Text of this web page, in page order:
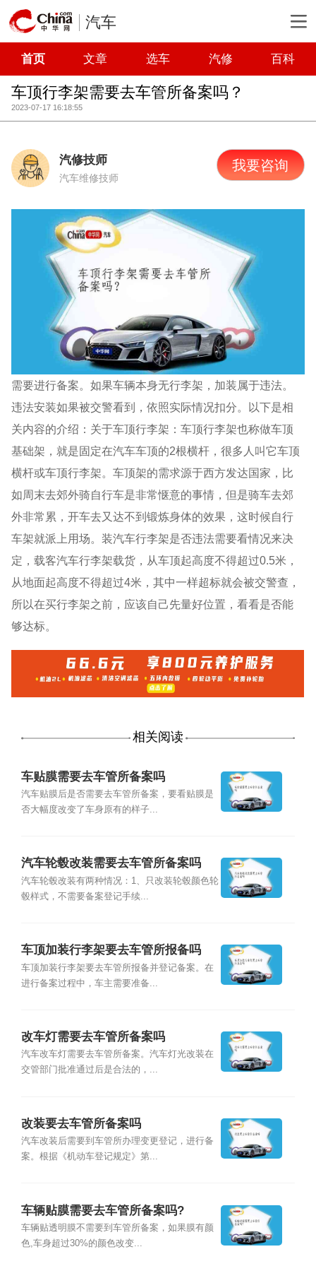
汽车
首页 文章 选车 汽修 百科
车顶行李架需要去车管所备案吗？
2023-07-17 16:18:55
汽修技师
汽车维修技师
我要咨询
需要进行备案。如果车辆本身无行李架，加装属于违法。
违法安装如果被交警看到，依照实际情况扣分。以下是相
关内容的介绍：关于车顶行李架：车顶行李架也称做车顶
基础架，就是固定在汽车车顶的2根横杆，很多人叫它车顶
横杆或车顶行李架。车顶架的需求源于西方发达国家，比
如周末去郊外骑自行车是非常惬意的事情，但是骑车去郊
外非常累，开车去又达不到锻炼身体的效果，这时候自行
车架就派上用场。装汽车行李架是否违法需要看情况来决
定，载客汽车行李架载货，从车顶起高度不得超过0.5米，
从地面起高度不得超过4米，其中一样超标就会被交警查，
所以在买行李架之前，应该自己先量好位置，看看是否能
够达标。
相关阅读
车贴膜需要去车管所备案吗
汽车贴膜后是否需要去车管所备案，要看贴膜是
否大幅度改变了车身原有的样子...
汽车轮毂改装需要去车管所备案吗
汽车轮毂改装有两种情况：1、只改装轮毂颜色轮
毂样式，不需要备案登记手续...
车顶加装行李架要去车管所报备吗
车顶加装行李架要去车管所报备并登记备案。在
进行备案过程中，车主需要准备...
改车灯需要去车管所备案吗
汽车改车灯需要去车管所备案。汽车灯光改装在
交管部门批准通过后是合法的，...
改装要去车管所备案吗
汽车改装后需要到车管所办理变更登记，进行备
案。根据《机动车登记规定》第...
车辆贴膜需要去车管所备案吗?
车辆贴透明膜不需要到车管所备案，如果膜有颜
色,车身超过30%的颜色改变...